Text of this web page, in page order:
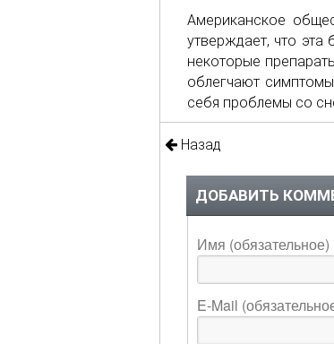
Американское
утверждает, что эта
некоторые
облегчают
себя проблемы со
Назад
ДОБАВИТЬ
Имя (обязательное)
E-Mail